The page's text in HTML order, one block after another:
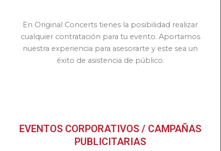
En Original Concerts tienes la posibilidad realizar
cualquier contratación para tu evento. Aportamos
nuestra experiencia para asesorarte y este sea un
éxito de asistencia de público.
EVENTOS CORPORATIVOS / CAMPAÑAS
PUBLICITARIAS